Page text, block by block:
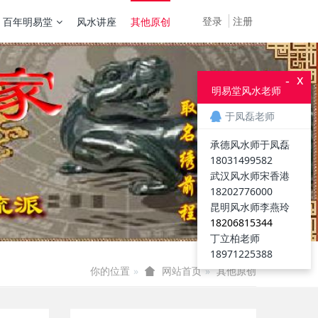
登录 注册
百年明易堂 风水讲座 其他原创
你的位置 网站首页 其他原创
x
-
明易堂风水老师
于凤磊老师
承德风水师于凤磊
18031499582
武汉风水师宋香港
18202776000
昆明风水师李燕玲
18206815344
丁立柏老师
18971225388